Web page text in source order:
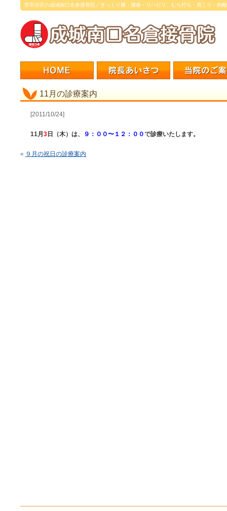
世田谷区の成城南口名倉接骨院／ぎっくり腰・腰痛・リハビリ、むち打ち・肩こり・肉
11月の診療案内
[2011/10/24]
11月 3 日（木）は、 ９：００〜１２：００で診療いたします。
« ９月の祝日の診療案内